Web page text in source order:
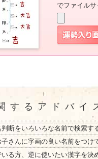
でファイルサ
するアドバイ
断をいろいろな名前で検索
さんに字画の良い名前をつ
る方、逆に使いたい漢字を決